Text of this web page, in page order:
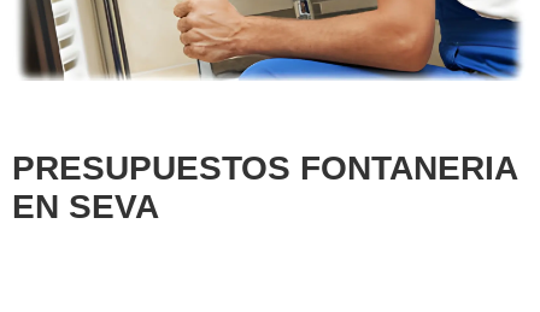
PRESUPUESTOS FONTANERIA
EN SEVA